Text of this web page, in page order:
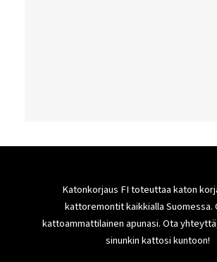
Katonkorjaus FI toteuttaa katon
kattoremontit kaikkialla Suomessa.
kattoammattilainen apunasi. Ota
sinunkin kattosi kuntoon!